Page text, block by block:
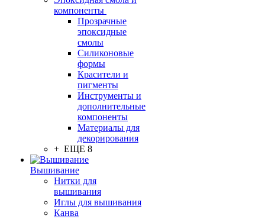
компоненты
Прозрачные
эпоксидные
смолы
Силиконовые
формы
Красители и
пигменты
Инструменты и
дополнительные
компоненты
Материалы для
декорирования
+ ЕЩЕ 8
Вышивание
Нитки для
вышивания
Иглы для вышивания
Канва